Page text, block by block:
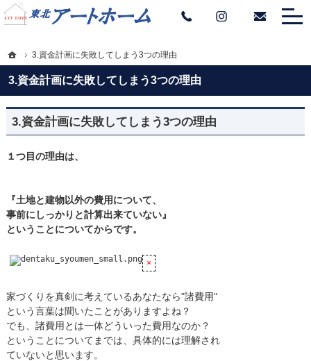
3.資金計画に失敗してしまう3つの理由
プロの目線からご提案。岩手県盛岡市の注文住宅・新築戸建てを手がける工務店
岩手県盛岡市の新築・注文住宅・新築戸建てを手がける工務店なら東北アートホー
3.資金計画に失敗してしまう3つの理由
１つ目の理由は、
『土地と建物以外の費用について、
事前にしっかりと計算出来ていない』
ということについてからです。
家づくりを真剣に考えているあなたなら"諸費用"
という言葉は聞いたことがありますよね？
でも、諸費用とは一体どういった費用なのか？
ということについてまでは、具体的には理解され
ていないと思います。
ホーム
3.資金計画に失敗してしまう3つの理由